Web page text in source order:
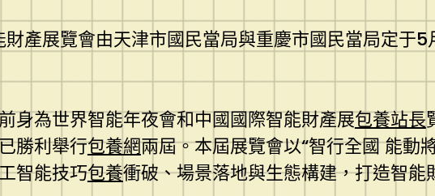
財產展覽會由天津市國民當局與重慶市國民當局定于5
身為世界智能年夜會和中國國際智能財產展包養站長
勝利舉行包養網兩屆。本屆展覽會以“智行全國 能動
智能技巧包養衝破、場景落地與生態構建，打造智